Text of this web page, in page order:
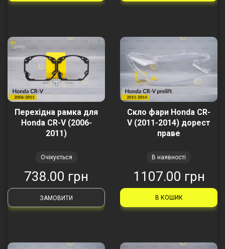
Перехідна рамка для
Honda CR-V (2006-
2011)
Очікується
738.00 грн
ЗАМОВИТИ
Скло фари Honda CR-
V (2011-2014) дорест
праве
В наявності
1107.00 грн
В КОШИК